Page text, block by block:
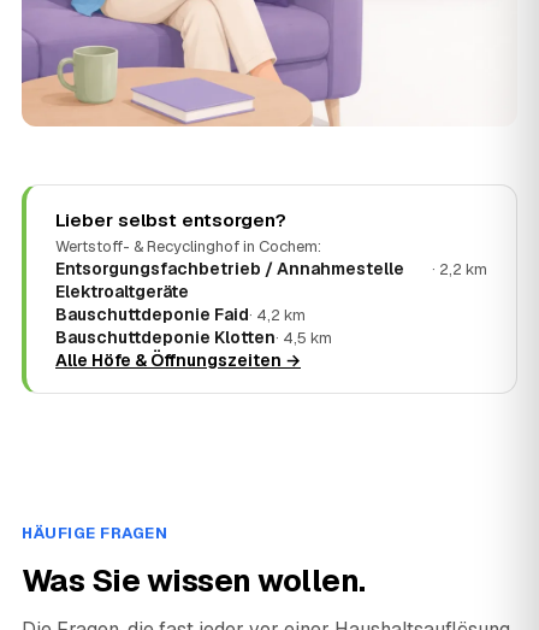
Lieber selbst entsorgen?
Wertstoff- & Recyclinghof in Cochem:
Entsorgungsfachbetrieb / Annahmestelle
Elektroaltgeräte
· 2,2 km
Bauschuttdeponie Faid· 4,2 km
Bauschuttdeponie Klotten· 4,5 km
Alle Höfe & Öffnungszeiten →
HÄUFIGE FRAGEN
Was Sie wissen wollen.